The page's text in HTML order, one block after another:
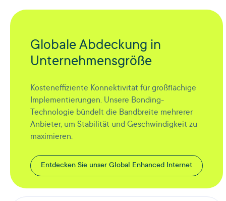
Globale Abdeckung in
Unternehmensgröße
Kosteneffiziente Konnektivität für großflächige
Implementierungen. Unsere Bonding-
Technologie bündelt die Bandbreite mehrerer
Anbieter, um Stabilität und Geschwindigkeit zu
maximieren.
Entdecken Sie unser Global Enhanced Internet